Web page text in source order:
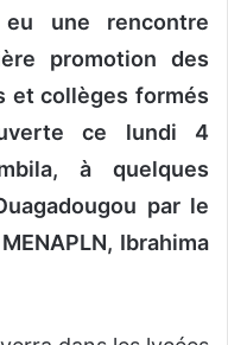
eu une rencontre
promotion des
et collèges formés
ce lundi 4
à quelques
par le
Ibrahima